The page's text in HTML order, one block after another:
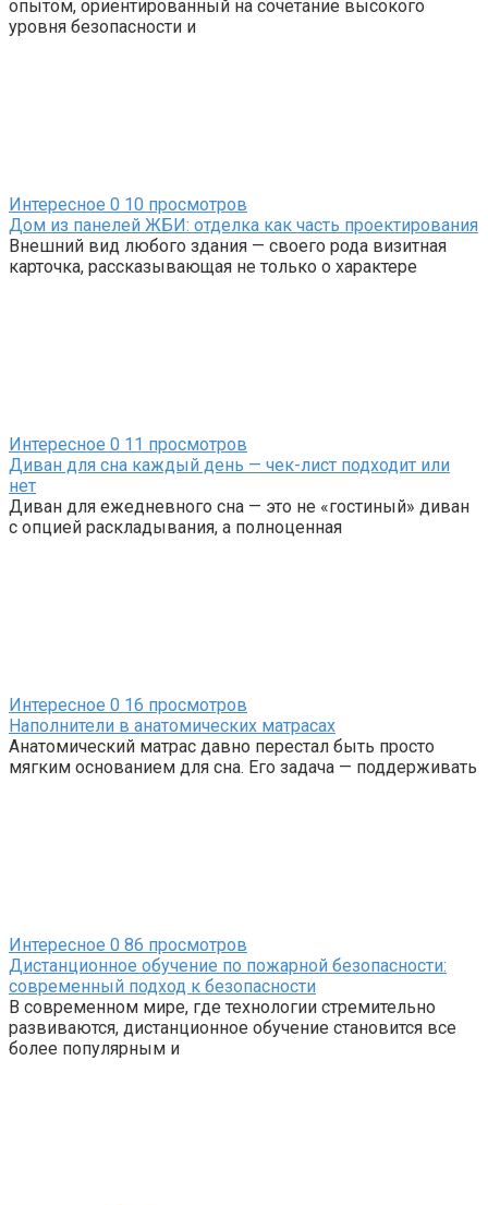
опытом, ориентированный на сочетание высокого
уровня безопасности и
Интересное 0 10 просмотров
Дом из панелей ЖБИ: отделка как часть проектирования
Внешний вид любого здания — своего рода визитная
карточка, рассказывающая не только о характере
Интересное 0 11 просмотров
Диван для сна каждый день — чек-лист подходит или
нет
Диван для ежедневного сна — это не «гостиный» диван
с опцией раскладывания, а полноценная
Интересное 0 16 просмотров
Наполнители в анатомических матрасах
Анатомический матрас давно перестал быть просто
мягким основанием для сна. Его задача — поддерживать
Интересное 0 86 просмотров
Дистанционное обучение по пожарной безопасности:
современный подход к безопасности
В современном мире, где технологии стремительно
развиваются, дистанционное обучение становится все
более популярным и